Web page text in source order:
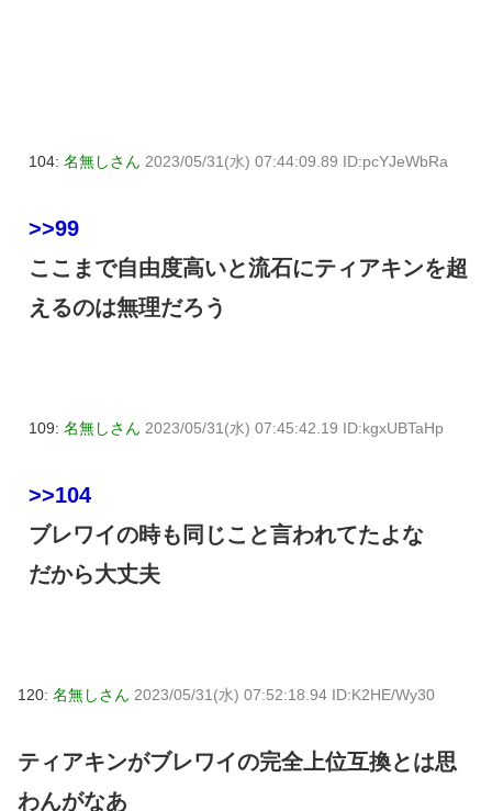
104: 名無しさん 2023/05/31(水) 07:44:09.89 ID:pcYJeWbRa
>>99
ここまで自由度高いと流石にティアキンを超
えるのは無理だろう
109: 名無しさん 2023/05/31(水) 07:45:42.19 ID:kgxUBTaHp
>>104
ブレワイの時も同じこと言われてたよな
だから大丈夫
120: 名無しさん 2023/05/31(水) 07:52:18.94 ID:K2HE/Wy30
ティアキンがブレワイの完全上位互換とは思
わんがなあ